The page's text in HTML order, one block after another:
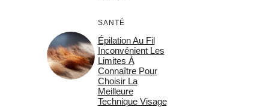
SANTÉ
Épilation Au Fil
Inconvénient Les
Limites À
Connaître Pour
Choisir La
Meilleure
Technique Visage